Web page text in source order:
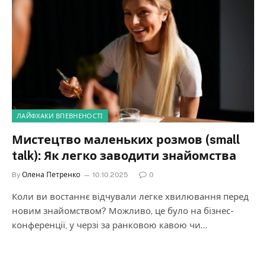
ЛАЙФХАКИ ВПЕВНЕНОСТІ
Мистецтво маленьких розмов (small
talk): Як легко заводити знайомства
By Олена Петренко 10.10.2025 0
Коли ви востаннє відчували легке хвилювання перед
новим знайомством? Можливо, це було на бізнес-
конференції, у черзі за ранковою кавою чи…